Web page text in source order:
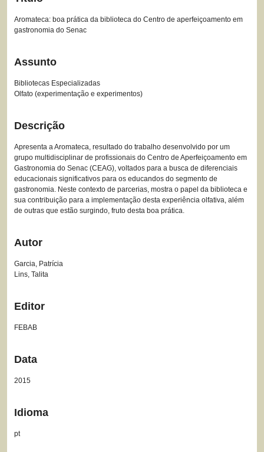
Aromateca: boa prática da biblioteca do Centro de aperfeiçoamento em
gastronomia do Senac
Assunto
Bibliotecas Especializadas
Olfato (experimentação e experimentos)
Descrição
Apresenta a Aromateca, resultado do trabalho desenvolvido por um
grupo multidisciplinar de profissionais do Centro de Aperfeiçoamento em
Gastronomia do Senac (CEAG), voltados para a busca de diferenciais
educacionais significativos para os educandos do segmento de
gastronomia. Neste contexto de parcerias, mostra o papel da biblioteca e
sua contribuição para a implementação desta experiência olfativa, além
de outras que estão surgindo, fruto desta boa prática.
Autor
Garcia, Patrícia
Lins, Talita
Editor
FEBAB
Data
2015
Idioma
pt